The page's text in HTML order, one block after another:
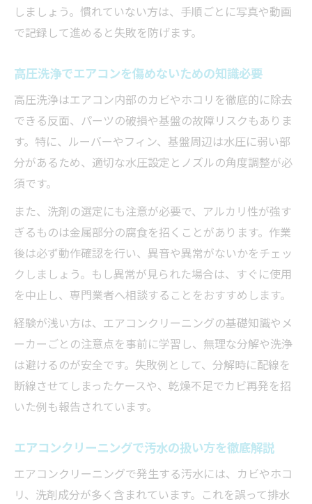
しましょう。慣れていない方は、手順ごとに写真や動画
で記録して進めると失敗を防げます。
高圧洗浄でエアコンを傷めないための知識必要
高圧洗浄はエアコン内部のカビやホコリを徹底的に除去
できる反面、パーツの破損や基盤の故障リスクもありま
す。特に、ルーバーやフィン、基盤周辺は水圧に弱い部
分があるため、適切な水圧設定とノズルの角度調整が必
須です。
また、洗剤の選定にも注意が必要で、アルカリ性が強す
ぎるものは金属部分の腐食を招くことがあります。作業
後は必ず動作確認を行い、異音や異常がないかをチェッ
クしましょう。もし異常が見られた場合は、すぐに使用
を中止し、専門業者へ相談することをおすすめします。
経験が浅い方は、エアコンクリーニングの基礎知識やメ
ーカーごとの注意点を事前に学習し、無理な分解や洗浄
は避けるのが安全です。失敗例として、分解時に配線を
断線させてしまったケースや、乾燥不足でカビ再発を招
いた例も報告されています。
エアコンクリーニングで汚水の扱い方を徹底解説
エアコンクリーニングで発生する汚水には、カビやホコ
リ、洗剤成分が多く含まれています。これを誤って排水